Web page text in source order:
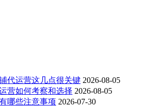
代运营这几点很关键 2026-08-05
营如何考察和选择 2026-08-05
哪些注意事项 2026-07-30